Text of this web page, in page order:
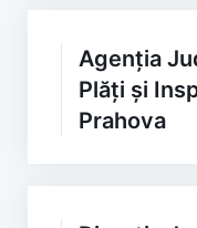
Agenția
Plăți și
Prahova